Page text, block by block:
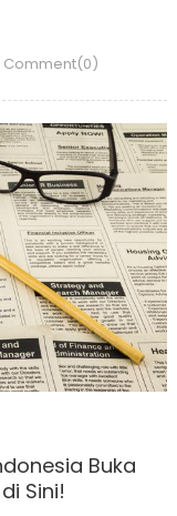
Comment(0)
Buka
Sini!